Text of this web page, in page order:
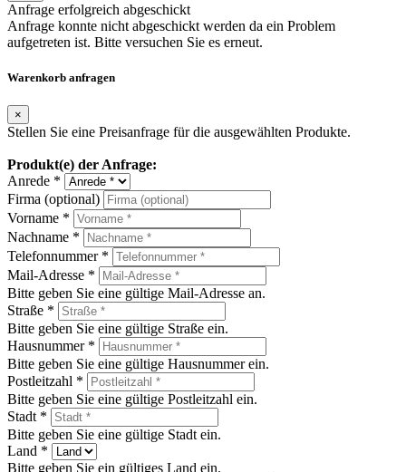
Anfrage erfolgreich abgeschickt
Anfrage konnte nicht abgeschickt werden da ein Problem
aufgetreten ist. Bitte versuchen Sie es erneut.
Warenkorb anfragen
×
Stellen Sie eine Preisanfrage für die ausgewählten Produkte.
Produkt(e) der Anfrage:
Anrede *
Firma (optional)
Vorname *
Nachname *
Telefonnummer *
Mail-Adresse *
Bitte geben Sie eine gültige Mail-Adresse an.
Straße *
Bitte geben Sie eine gültige Straße ein.
Hausnummer *
Bitte geben Sie eine gültige Hausnummer ein.
Postleitzahl *
Bitte geben Sie eine gültige Postleitzahl ein.
Stadt *
Bitte geben Sie eine gültige Stadt ein.
Land *
Bitte geben Sie ein gültiges Land ein.